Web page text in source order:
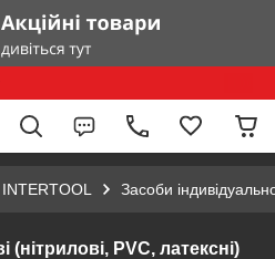
INTERTOOL Засоби
(нітрилові, PVC, латексні)